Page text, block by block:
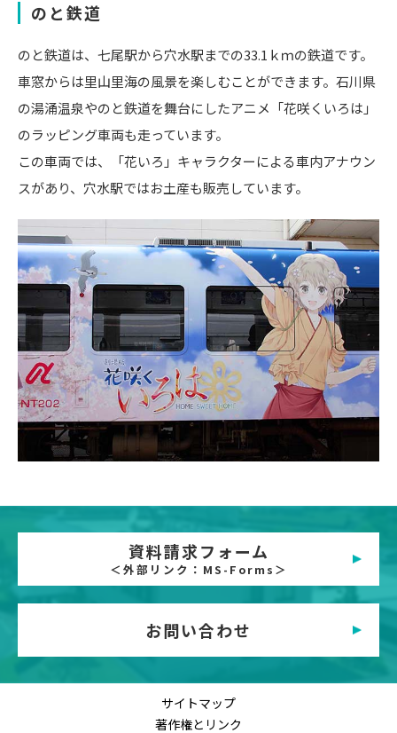
のと鉄道
のと鉄道は、七尾駅から穴水駅までの33.1ｋｍの鉄道です。
車窓からは里山里海の風景を楽しむことができます。石川県
の湯涌温泉やのと鉄道を舞台にしたアニメ「花咲くいろは」
のラッピング車両も走っています。
この車両では、「花いろ」キャラクターによる車内アナウン
スがあり、穴水駅ではお土産も販売しています。
資料請求フォーム
＜外部リンク：MS-Forms＞
お問い合わせ
サイトマップ
著作権とリンク